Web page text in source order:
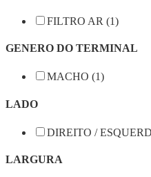
FILTRO AR (1)
GENERO DO TERMINAL
MACHO (1)
LADO
DIREITO /
LARGURA